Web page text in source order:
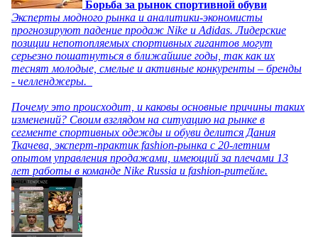
Борьба за рынок спортивной обуви
Эксперты модного рынка и аналитики-экономисты
прогнозируют падение продаж Nike и Adidas. Лидерские
позиции непотопляемых спортивных гигантов могут
серьезно пошатнуться в ближайшие годы, так как их
теснят молодые, смелые и активные конкуренты – бренды
- челленджеры.
Почему это происходит, и каковы основные причины таких
изменений? Своим взглядом на ситуацию на рынке в
сегменте спортивных одежды и обуви делится Дания
Ткачева, эксперт-практик fashion-рынка с 20-летним
опытом управления продажами, имеющий за плечами 13
лет работы в команде Nike Russia и fashion-ритейле.